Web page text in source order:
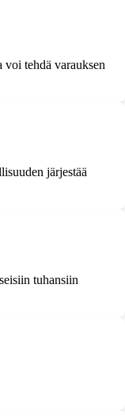
tehdä varauksen
järjestää
tuhansiin